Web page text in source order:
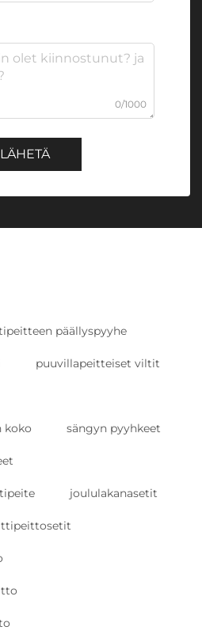
0/1000
LÄHETÄ
päällyspyyhe
puuvillapeitteiset viltit
koko sängyn pyyhkeet
joululakanasetit